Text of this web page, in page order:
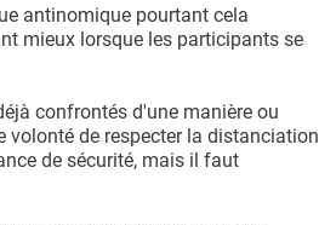
antinomique pourtant cela
mieux lorsque les participants se
confrontés d'une manière ou
volonté de respecter la distanciation
de sécurité, mais il faut